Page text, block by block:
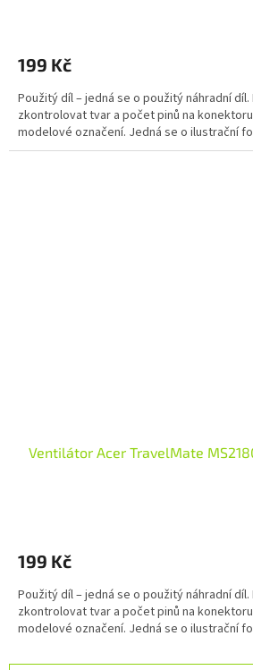
199 Kč
Použitý díl – jedná se o použitý náhradní
zkontrolovat tvar a počet pinů na
modelové označení. Jedná se o ilustrační
Ventilátor Acer TravelMate
199 Kč
Použitý díl – jedná se o použitý náhradní
zkontrolovat tvar a počet pinů na
modelové označení. Jedná se o ilustrační